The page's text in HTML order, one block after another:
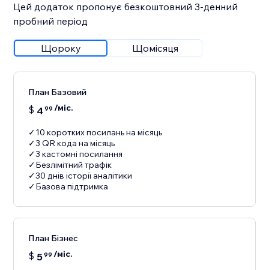
Цей додаток пропонує безкоштовний 3‑денний
пробний період
Щороку Щомісяця
План Базовий
$ 4 99 /міс.
✓10 коротких посилань на місяць
✓3 QR кода на місяць
✓3 кастомні посилання
✓Безлімітний трафік
✓30 днів історії аналітики
✓Базова підтримка
План Бізнес
$ 599 /міс.